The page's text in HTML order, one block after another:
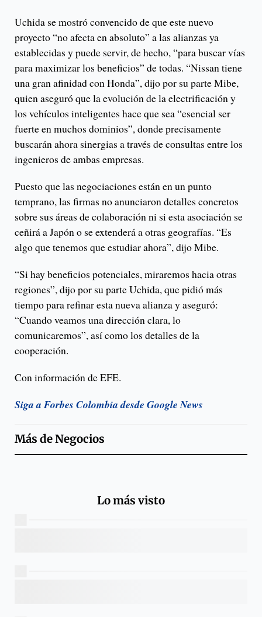
Uchida se mostró convencido de que este nuevo
proyecto “no afecta en absoluto” a las alianzas ya
establecidas y puede servir, de hecho, “para buscar vías
para maximizar los beneficios” de todas. “Nissan tiene
una gran afinidad con Honda”, dijo por su parte Mibe,
quien aseguró que la evolución de la electrificación y
los vehículos inteligentes hace que sea “esencial ser
fuerte en muchos dominios”, donde precisamente
buscarán ahora sinergias a través de consultas entre los
ingenieros de ambas empresas.
Puesto que las negociaciones están en un punto
temprano, las firmas no anunciaron detalles concretos
sobre sus áreas de colaboración ni si esta asociación se
ceñirá a Japón o se extenderá a otras geografías. “Es
algo que tenemos que estudiar ahora”, dijo Mibe.
“Si hay beneficios potenciales, miraremos hacia otras
regiones”, dijo por su parte Uchida, que pidió más
tiempo para refinar esta nueva alianza y aseguró:
“Cuando veamos una dirección clara, lo
comunicaremos”, así como los detalles de la
cooperación.
Con información de EFE.
Siga a Forbes Colombia desde Google News
Más deNegocios
Lo más visto